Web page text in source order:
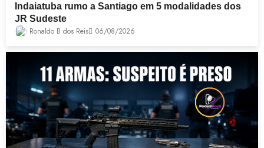
Indaiatuba rumo a Santiago em 5 modalidades dos
JR Sudeste
Ronaldo B dos Reis 06/08/2026